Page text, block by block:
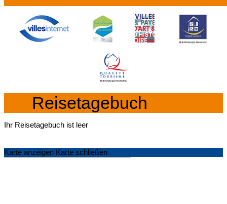
Reisetagebuch
Ihr Reisetagebuch ist leer
Karte anzeigen Karte schließen